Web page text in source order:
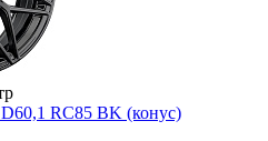
RC85 BK (конус)